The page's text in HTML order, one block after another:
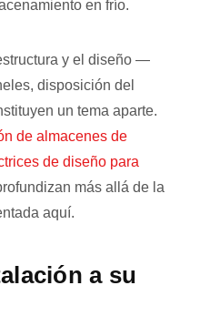
en frío.
y el diseño —
disposición del
un tema aparte.
de almacenes de
de diseño para
más allá de la
aquí.
a su